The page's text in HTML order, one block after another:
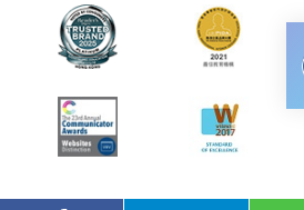
親身報名/郵遞
凡以「先到先得」為取錄方式
費以及所需證明文件呈交。